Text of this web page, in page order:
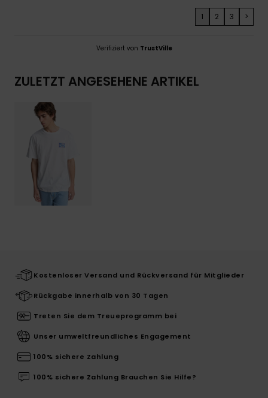
1 2 3 >
Verifiziert von TrustVille
ZULETZT ANGESEHENE ARTIKEL
Kostenloser Versand und Rückversand für Mitglieder
Rückgabe innerhalb von 30 Tagen
Treten Sie dem Treueprogramm bei
Unser umweltfreundliches Engagement
100% sichere Zahlung
100% sichere Zahlung Brauchen Sie Hilfe?